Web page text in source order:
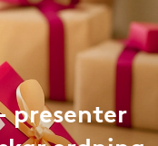
presenter